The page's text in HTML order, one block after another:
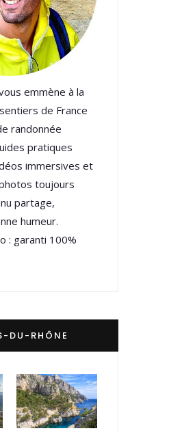
emmène à la
de France
randonnée
pratiques
immersives et
toujours
partage,
humeur.
: garanti 100%
DU-RHÔNE